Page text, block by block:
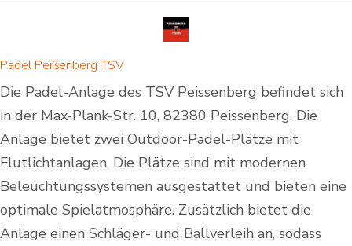
Padel Peißenberg TSV
Die Padel-Anlage des TSV Peissenberg befindet sich
in der Max-Plank-Str. 10, 82380 Peissenberg. Die
Anlage bietet zwei Outdoor-Padel-Plätze mit
Flutlichtanlagen. Die Plätze sind mit modernen
Beleuchtungssystemen ausgestattet und bieten eine
optimale Spielatmosphäre. Zusätzlich bietet die
Anlage einen Schläger- und Ballverleih an, sodass